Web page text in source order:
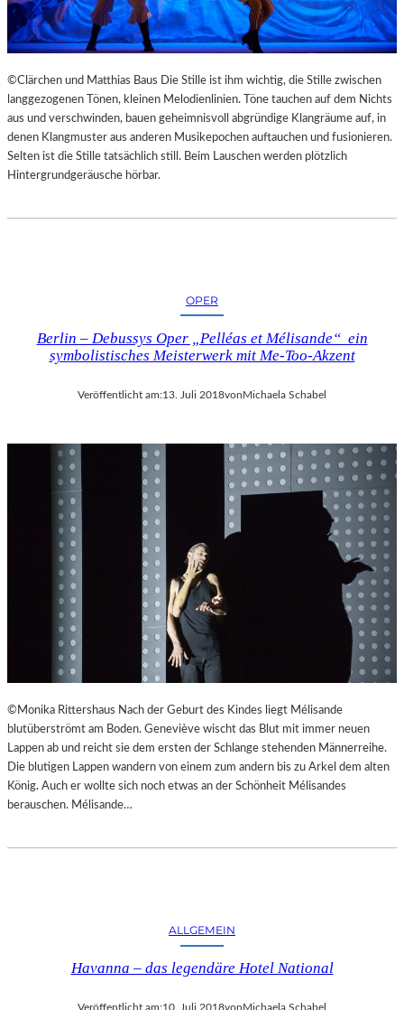
©Clärchen und Matthias Baus Die Stille ist ihm wichtig, die Stille zwischen
langgezogenen Tönen, kleinen Melodienlinien. Töne tauchen auf dem Nichts
aus und verschwinden, bauen geheimnisvoll abgründige Klangräume auf, in
denen Klangmuster aus anderen Musikepochen auftauchen und fusionieren.
Selten ist die Stille tatsächlich still. Beim Lauschen werden plötzlich
Hintergrundgeräusche hörbar.
OPER
Berlin – Debussys Oper „Pelléas et Mélisande“ ein
symbolistisches Meisterwerk mit Me-Too-Akzent
Veröffentlicht am:13. Juli 2018vonMichaela Schabel
©Monika Rittershaus Nach der Geburt des Kindes liegt Mélisande
blutüberströmt am Boden. Geneviève wischt das Blut mit immer neuen
Lappen ab und reicht sie dem ersten der Schlange stehenden Männerreihe.
Die blutigen Lappen wandern von einem zum andern bis zu Arkel dem alten
König. Auch er wollte sich noch etwas an der Schönheit Mélisandes
berauschen. Mélisande…
ALLGEMEIN
Havanna – das legendäre Hotel National
Veröffentlicht am:10. Juli 2018vonMichaela Schabel